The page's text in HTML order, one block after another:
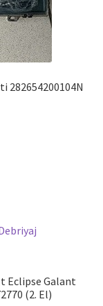
282654200104N
Eclipse Galant
(2. El)